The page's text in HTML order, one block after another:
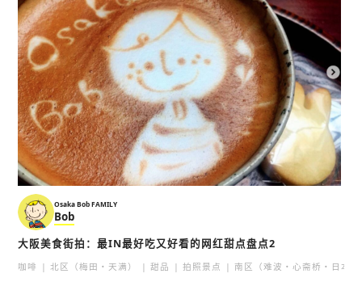
Osaka Bob FAMILY
Bob
大阪美食街拍：最IN最好吃又好看的网红甜点盘点2
咖啡 北区（梅田・天满） 甜品 拍照景点 南区（难波・心斋桥・日本